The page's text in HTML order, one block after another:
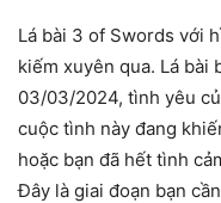
Lá bài 3 of Swords với
kiếm xuyên qua. Lá bài
03/03/2024, tình yêu
cuộc tình này đang
hoặc bạn đã hết tình
Đây là giai đoạn bạn